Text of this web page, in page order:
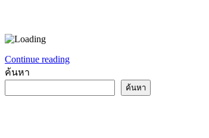
Continue reading
ค้นหา
ค้นหา